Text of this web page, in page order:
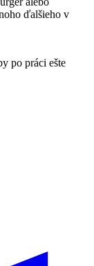
ďalšieho v
po práci ešte